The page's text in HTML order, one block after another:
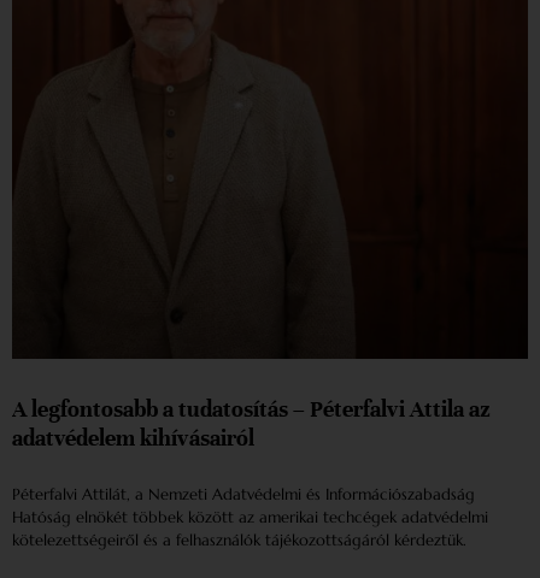
A legfontosabb a tudatosítás – Péterfalvi Attila az
adatvédelem kihívásairól
Péterfalvi Attilát, a Nemzeti Adatvédelmi és Információszabadság
Hatóság elnökét többek között az amerikai techcégek adatvédelmi
kötelezettségeiről és a felhasználók tájékozottságáról kérdeztük.